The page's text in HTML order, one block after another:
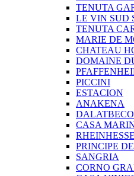
TENUTA
LE VIN SUD
TENUTA
MARIE DE
CHATEAU
DOMAINE
PICCINI
ESTACION
ANAKENA
DALATBECO
CASA
PRINCIPE
SANGRIA
CORNO